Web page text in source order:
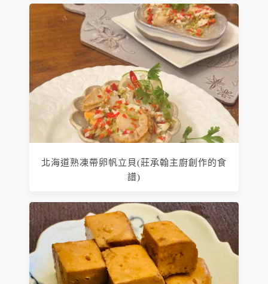
北海道熟凍帶卵帆立貝(莊承翰主廚創作的食
譜)